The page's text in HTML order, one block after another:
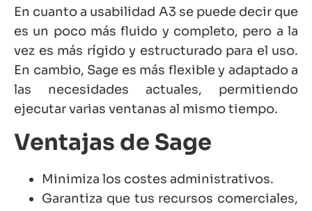
En cuanto a usabilidad A3 se puede decir que
es un poco más fluido y completo, pero a la
vez es más rígido y estructurado para el uso.
En cambio, Sage es más flexible y adaptado a
las necesidades actuales, permitiendo
ejecutar varias ventanas al mismo tiempo.
Ventajas de Sage
Minimiza los costes administrativos.
Garantiza que tus recursos comerciales,